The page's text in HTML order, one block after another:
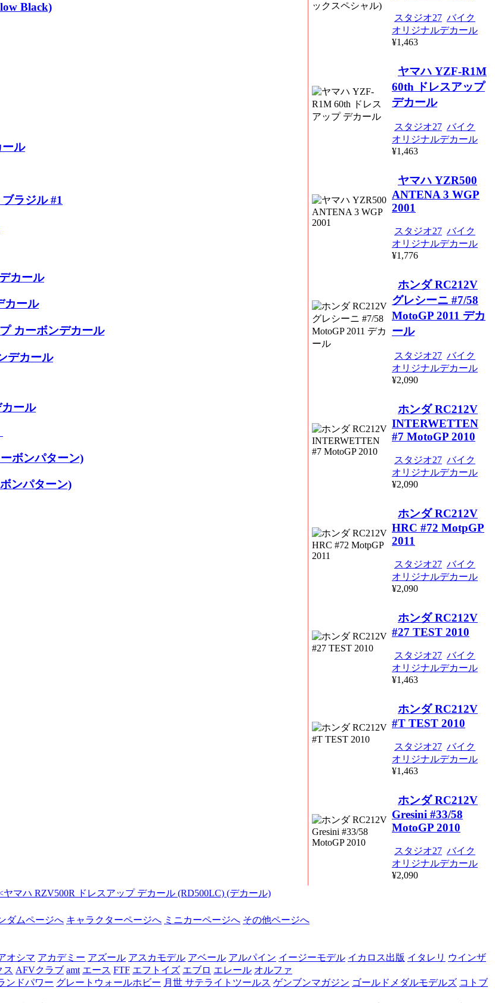
Black)
ール
ラジル #1
カール
カール
カーボンデカール
デカール
ール
ボンパターン)
ンパターン)
スタジオ27 バイク
オリジナルデカール
¥1,463
ヤマハ YZF-R1M
60th ドレスアップ
デカール
スタジオ27 バイク
オリジナルデカール
¥1,463
ヤマハ YZR500
ANTENA 3 WGP
2001
スタジオ27 バイク
オリジナルデカール
¥1,776
ホンダ RC212V
グレシーニ #7/58
MotoGP 2011 デカ
ール
スタジオ27 バイク
オリジナルデカール
¥2,090
ホンダ RC212V
INTERWETTEN
#7 MotoGP 2010
スタジオ27 バイク
オリジナルデカール
¥2,090
ホンダ RC212V
HRC #72 MotpGP
2011
スタジオ27 バイク
オリジナルデカール
¥2,090
ホンダ RC212V
#27 TEST 2010
スタジオ27 バイク
オリジナルデカール
¥1,463
ホンダ RC212V
#T TEST 2010
スタジオ27 バイク
オリジナルデカール
¥1,463
ホンダ RC212V
Gresini #33/58
MotoGP 2010
スタジオ27 バイク
オリジナルデカール
¥2,090
ヤマハ RZV500R ドレスアップ デカール (RD500LC) (デカール)
ダムページへ キャラクターページへ ミニカーページへ その他ページへ
オシマ アカデミー アズール アスカモデル アベール アルパイン イージーモデル イカロス出版 イタレリ ウインザ
ス AFVクラブ amt エース FTF エフトイズ エブロ エレール オルファ
ンドパワー グレートウォールホビー 月世 サテライトツールス ゲンブンマガジン ゴールドメダルモデルズ コトブ